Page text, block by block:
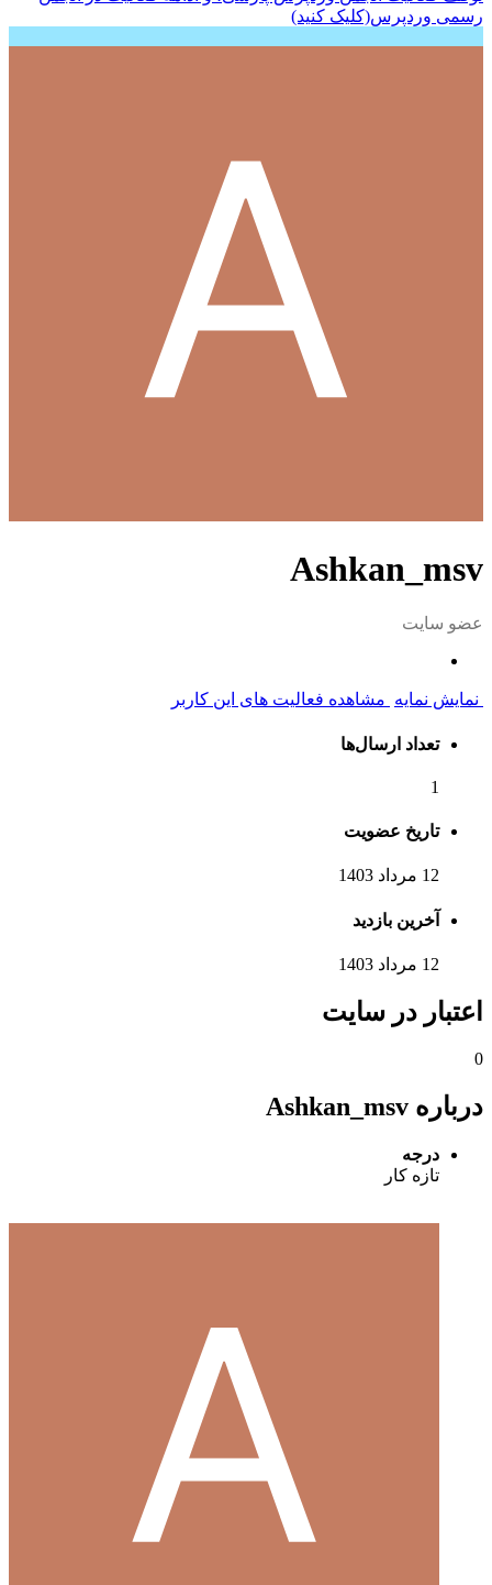
رسمی وردپرس(کلیک کنید)
Ashkan_msv
عضو سایت
نمایش نمایه مشاهده فعالیت های این کاربر
تعداد ارسال‌ها
1
تاریخ عضویت
12 مرداد 1403
آخرین بازدید
12 مرداد 1403
اعتبار در سایت
0
درباره Ashkan_msv
درجه
تازه کار